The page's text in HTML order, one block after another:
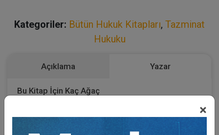
×
Kategoriler: Bütün Hukuk Kitapları, Tazminat
Hukuku
Açıklama Yazar
Bu Kitap İçin Kaç Ağaç
Kesiliyor ?